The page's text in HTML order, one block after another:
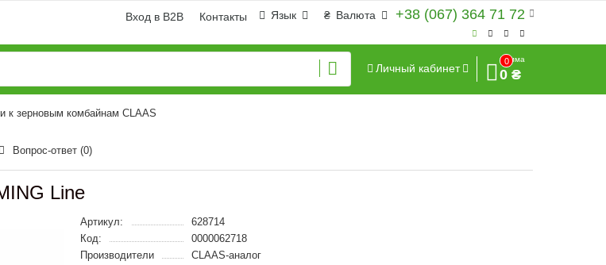
+38 (067) 364 71 72
₴ Валюта
Язык
Вход в B2B Контакты
Личный кабинет
0
Сумма
0 ₴
к зерновым комбайнам CLAAS
Вопрос-ответ (0)
Line
Артикул:
628714
Код:
0000062718
Производители
CLAAS-аналог